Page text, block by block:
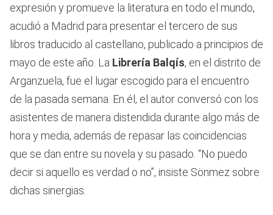
expresión y promueve la literatura en todo el mundo,
acudió a Madrid para presentar el tercero de sus
libros traducido al castellano, publicado a principios de
mayo de este año. La Librería Balqís, en el distrito de
Arganzuela, fue el lugar escogido para el encuentro
de la pasada semana. En él, el autor conversó con los
asistentes de manera distendida durante algo más de
hora y media, además de repasar las coincidencias
que se dan entre su novela y su pasado. “No puedo
decir si aquello es verdad o no”, insiste Sönmez sobre
dichas sinergias.